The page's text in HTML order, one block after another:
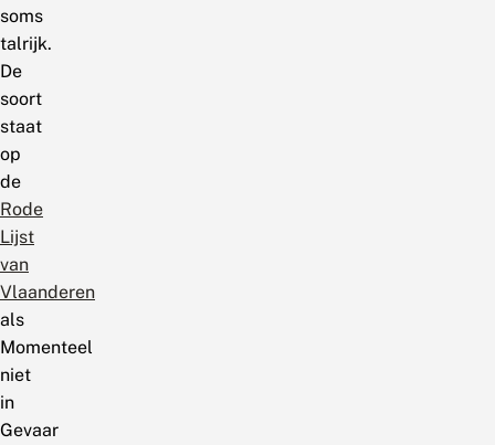
soms
talrijk.
De
soort
staat
op
de
Rode
Lijst
van
Vlaanderen
als
Momenteel
niet
in
Gevaar